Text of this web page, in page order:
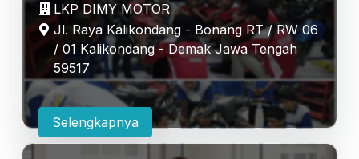
LKP DIMY MOTOR
Jl. Raya Kalikondang - Bonang RT / RW 06
/ 01 Kalikondang - Demak Jawa Tengah
59517
Selengkapnya